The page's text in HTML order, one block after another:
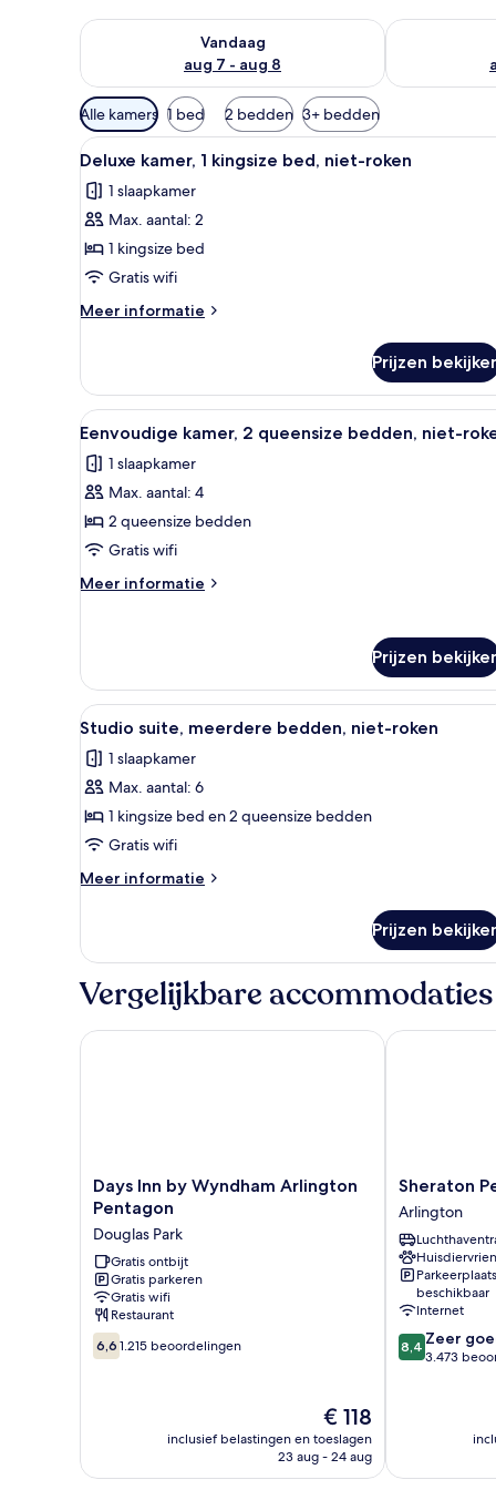
Vandaag
aug 7 - aug 8
De beschikbaarheid controleren voor vanavond aug
De
Beschikbare
filters
voor
kamers
Alle kamers 1 bed 2 bedden 3+ bedden
Alle
foto's
voor
Deluxe
kamer,
1
kingsize
bed,
roken
laden
Deluxe kamer, 1 kingsize
5
Deluxe kamer, 1 kingsize bed, niet-roken
1 slaapkamer
Max. aantal: 2
1 kingsize bed
Gratis wifi
Meer informatie
Meer
kamer,
kingsize
niet-
roken
Prijzen
Alle
foto's
voor
Eenvoudige
kamer,
2
queensize
bedden,
laden
Eenvoudige kamer, 2
4
Eenvoudige kamer, 2 queensize bedden, niet-
1 slaapkamer
Max. aantal: 4
2 queensize bedden
Gratis wifi
Meer informatie
Meer
2
queensize
bedden,
roken
Prijzen
Alle
foto's
voor
Studio
suite,
meerdere
bedden,
niet-
laden
Een kluis op de kamer,
4
Studio suite, meerdere bedden, niet-roken
1 slaapkamer
Max. aantal: 6
1 kingsize bed en 2 queensize bedden
Gratis wifi
Meer informatie
Meer
suite,
bedden,
roken
Prijzen
Vergelijkbare accommodaties
Days
Inn
Wyndham
Arlington
Pentagon
Douglas
Park
Days Inn by Wyndham Arlington
Pentagon
Douglas Park
Gratis ontbijt
Gratis parkeren
Gratis wifi
Restaurant
6.6
van
6,6 1.215 beoordelingen
De
prijs
is
€ 118
inclusief belastingen en toeslagen
23 aug - 24 aug
Days Inn by Wyndham Arlington Pentagon
Sheraton
Pentagon
City
Hotel
Arlington
Sheraton
Arlington
beschikbaar
Internet
8.4
van
8,4 Zeer
3.473
Sheraton